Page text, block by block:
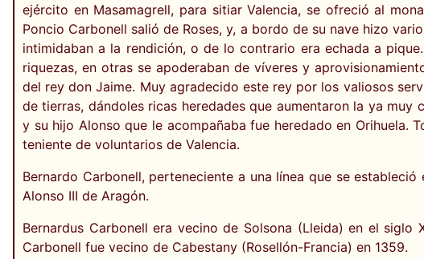
ejército en Masamagrell, para sitiar Valencia, se ofreció al
Poncio Carbonell salió de Roses, y, a bordo de su nave hizo
intimidaban a la rendición, o de lo contrario era echada a
riquezas, en otras se apoderaban de víveres y
del rey don Jaime. Muy agradecido este rey por los valiosos
de tierras, dándoles ricas heredades que aumentaron la ya
y su hijo Alonso que le acompañaba fue heredado en Orihuela.
teniente de voluntarios de Valencia.
Bernardo Carbonell, perteneciente a una línea que se
Alonso III de Aragón.
Bernardus Carbonell era vecino de Solsona (Lleida) en el
Carbonell fue vecino de Cabestany (Rosellón-Francia) en 1359.